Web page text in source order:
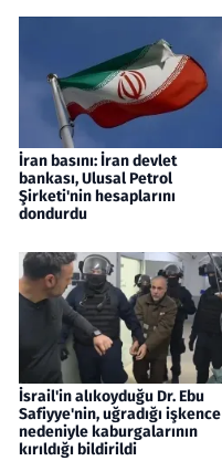
İran basını: İran devlet
bankası, Ulusal Petrol
Şirketi'nin hesaplarını
dondurdu
İsrail'in alıkoyduğu Dr. Ebu
Safiyye'nin, uğradığı işkence
nedeniyle kaburgalarının
kırıldığı bildirildi